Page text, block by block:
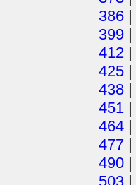
386 |
399 |
412 |
425 |
438 |
451 |
464 |
477 |
490 |
503 |